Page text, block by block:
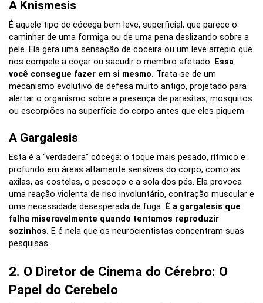
A Knismesis
É aquele tipo de cócega bem leve, superficial, que parece o
caminhar de uma formiga ou de uma pena deslizando sobre a
pele. Ela gera uma sensação de coceira ou um leve arrepio que
nos compele a coçar ou sacudir o membro afetado. Essa
você consegue fazer em si mesmo. Trata-se de um
mecanismo evolutivo de defesa muito antigo, projetado para
alertar o organismo sobre a presença de parasitas, mosquitos
ou escorpiões na superfície do corpo antes que eles piquem.
A Gargalesis
Esta é a “verdadeira” cócega: o toque mais pesado, rítmico e
profundo em áreas altamente sensíveis do corpo, como as
axilas, as costelas, o pescoço e a sola dos pés. Ela provoca
uma reação violenta de riso involuntário, contração muscular e
uma necessidade desesperada de fuga. É a gargalesis que
falha miseravelmente quando tentamos reproduzir
sozinhos. E é nela que os neurocientistas concentram suas
pesquisas.
2. O Diretor de Cinema do Cérebro: O
Papel do Cerebelo